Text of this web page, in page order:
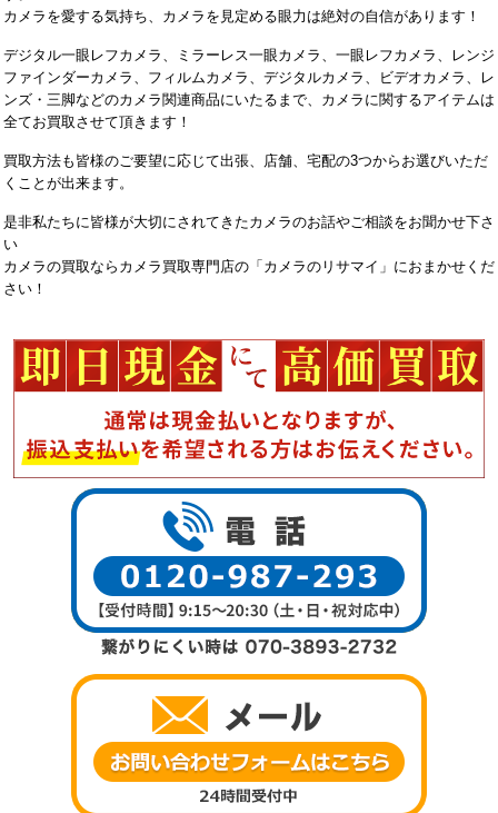
カメラを愛する気持ち、カメラを見定める眼力は絶対の自信があります！
デジタル一眼レフカメラ、ミラーレス一眼カメラ、一眼レフカメラ、レンジ
ファインダーカメラ、フィルムカメラ、デジタルカメラ、ビデオカメラ、レ
ンズ・三脚などのカメラ関連商品にいたるまで、カメラに関するアイテムは
全てお買取させて頂きます！
買取方法も皆様のご要望に応じて出張、店舗、宅配の3つからお選びいただ
くことが出来ます。
是非私たちに皆様が大切にされてきたカメラのお話やご相談をお聞かせ下さ
い
カメラの買取ならカメラ買取専門店の「カメラのリサマイ」におまかせくだ
さい！